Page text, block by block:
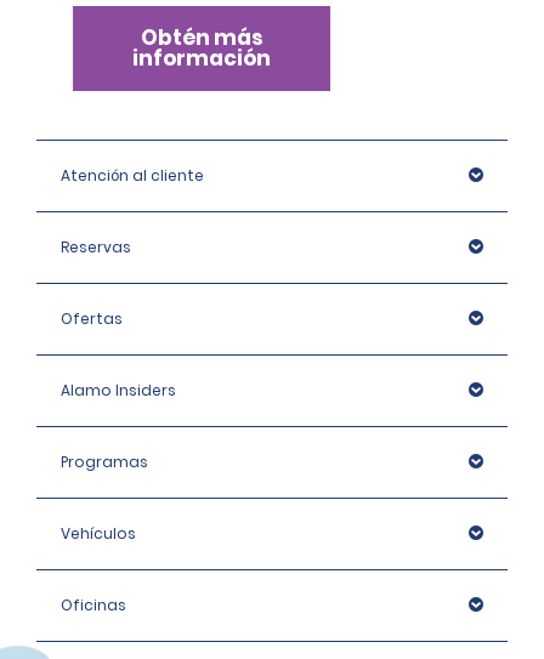
Obtén más
información
Atención al cliente
Reservas
Ofertas
Alamo Insiders
Programas
Vehículos
Oficinas